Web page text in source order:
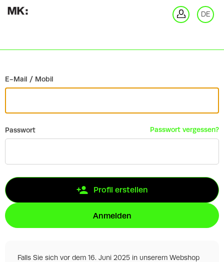
DE
E-Mail / Mobil
Passwort Passwort vergessen?
Profil erstellen
Anmelden
Falls Sie sich vor dem 16. Juni 2025 in unserem Webshop